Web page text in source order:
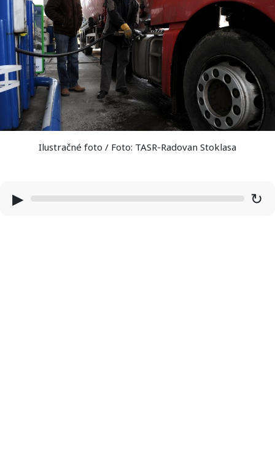
Ilustračné foto / Foto: TASR-Radovan Stoklasa
▶ ↻